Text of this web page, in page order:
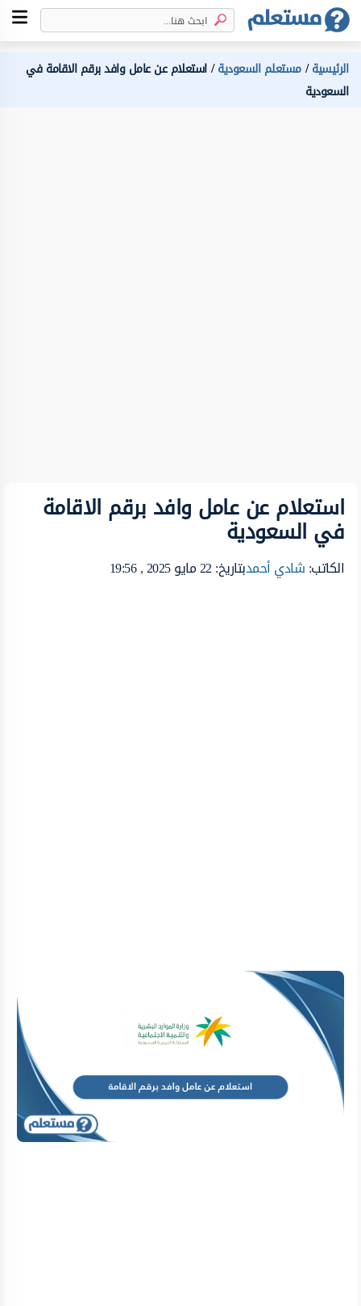
الرئيسية مستعلم السعودية استعلام عن عامل وافد برقم الاقامة في
السعودية
استعلام عن عامل وافد برقم الاقامة
في السعودية
الكاتب:شادي أحمدبتاريخ: 22 مايو 2025 , 19:56